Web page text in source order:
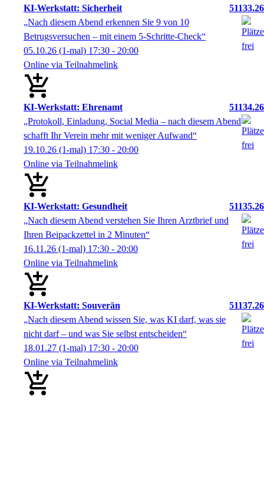
KI-Werkstatt: Sicherheit
51133.26
„Nach diesem Abend erkennen Sie 9 von 10
Betrugsversuchen – mit einem 5-Schritte-Check“
05.10.26 (1-mal) 17:30 - 20:00
Online via Teilnahmelink
KI-Werkstatt: Ehrenamt
51134.26
„Protokoll, Einladung, Social Media – nach diesem Abend
schafft Ihr Verein mehr mit weniger Aufwand“
19.10.26 (1-mal) 17:30 - 20:00
Online via Teilnahmelink
KI-Werkstatt: Gesundheit
51135.26
„Nach diesem Abend verstehen Sie Ihren Arztbrief und
Ihren Beipackzettel in 2 Minuten“
16.11.26 (1-mal) 17:30 - 20:00
Online via Teilnahmelink
KI-Werkstatt: Souverän
51137.26
„Nach diesem Abend wissen Sie, was KI darf, was sie
nicht darf – und was Sie selbst entscheiden“
18.01.27 (1-mal) 17:30 - 20:00
Online via Teilnahmelink